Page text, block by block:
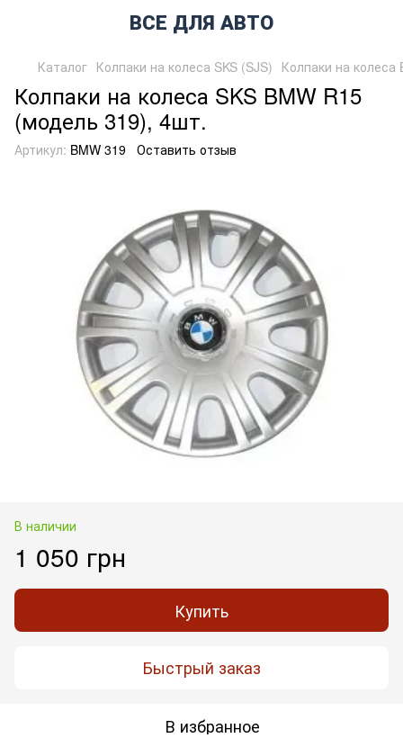
ВСЕ ДЛЯ АВТО
Каталог Колпаки на колеса SKS (SJS) Колпаки на колеса
Колпаки на колеса SKS BMW R15
(модель 319), 4шт.
Артикул: BMW 319 Оставить отзыв
В наличии
1 050 грн
Купить
Быстрый заказ
В избранное